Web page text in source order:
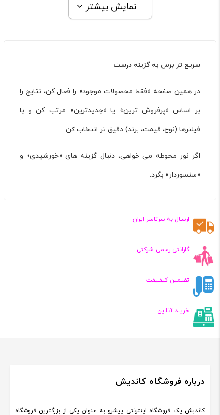
نمایش بیشتر
سریع تر برس به گزینه درست
در همین صفحه «فقط محصولات موجود» را فعال کن، نتایج را
بر اساس «پرفروش ترین» یا «جدیدترین» مرتب کن و با
فیلترها (نوع، قیمت، برند) دقیق تر انتخاب کن.
اگر نور محوطه می خواهی، دنبال گزینه های «خورشیدی» و
«سنسوردار» بگرد.
ارسـال به سرتاسر ایران
گارانتی رسمی شرکتی
تضـمین کیفـیفت
خریــد آنلاین
درباره فروشگاه کاندیش
کاندیش یک فروشگاه اینترنتی پیشرو به عنوان یکی از بزرگترین فروشگاه